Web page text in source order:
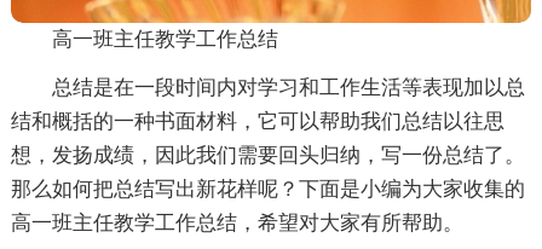
高一班主任教学工作总结
总结是在一段时间内对学习和工作生活等表现加以总
结和概括的一种书面材料，它可以帮助我们总结以往思
想，发扬成绩，因此我们需要回头归纳，写一份总结了。
那么如何把总结写出新花样呢？下面是小编为大家收集的
高一班主任教学工作总结，希望对大家有所帮助。